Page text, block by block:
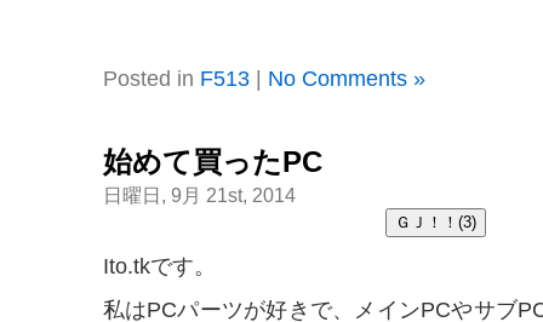
Posted in F513| No Comments »
始めて買ったPC
日曜日, 9月 21st, 2014
Ito.tkです。
私はPCパーツが好きで、メインPCやサブ